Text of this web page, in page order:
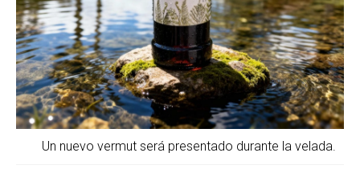
Un nuevo vermut será presentado durante la velada.